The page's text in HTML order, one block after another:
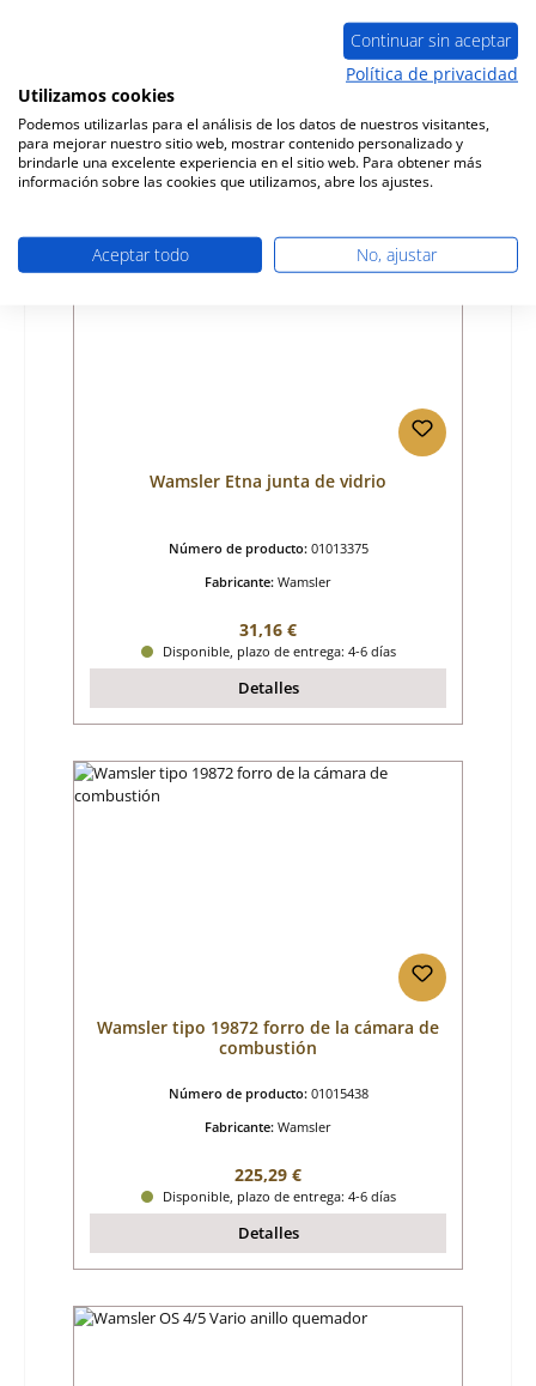
Precio normal:
Disponible, plazo de entrega: 4-6 días
Detalles
Wamsler Etna junta de vidrio
Número de producto: 01013375
Fabricante: Wamsler
Precio normal:
31,16 €
Disponible, plazo de entrega: 4-6 días
Detalles
Wamsler tipo 19872 forro de la cámara de
combustión
Número de producto: 01015438
Fabricante: Wamsler
Precio normal:
225,29 €
Disponible, plazo de entrega: 4-6 días
Detalles
Continuar sin aceptar
Política de privacidad
Utilizamos cookies
Podemos utilizarlas para el análisis de los datos de nuestros visitantes,
para mejorar nuestro sitio web, mostrar contenido personalizado y
brindarle una excelente experiencia en el sitio web. Para obtener más
información sobre las cookies que utilizamos, abre los ajustes.
Aceptar todo No, ajustar